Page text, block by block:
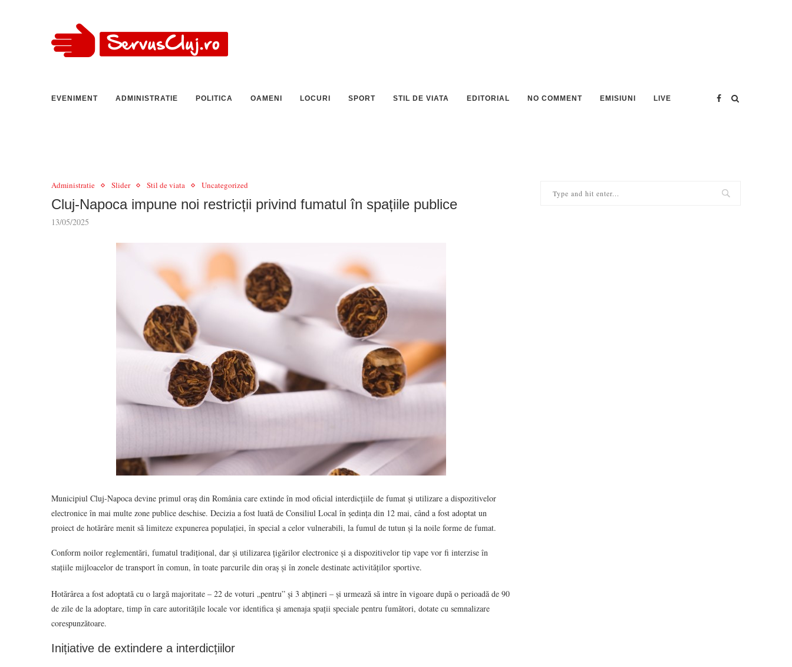
EVENIMENT ADMINISTRATIE POLITICA OAMENI LOCURI SPORT STIL DE VIATA EDITORIAL NO COMMENT EMISIUNI LIVE
Administratie Slider Stil de viata Uncategorized
Cluj-Napoca impune noi restricții privind fumatul în spațiile publice
13/05/2025
Municipiul Cluj-Napoca devine primul oraș din România care extinde în mod oficial interdicțiile de fumat și utilizare a dispozitivelor
electronice în mai multe zone publice deschise. Decizia a fost luată de Consiliul Local în ședința din 12 mai, când a fost adoptat un
proiect de hotărâre menit să limiteze expunerea populației, în special a celor vulnerabili, la fumul de tutun și la noile forme de fumat.
Conform noilor reglementări, fumatul tradițional, dar și utilizarea țigărilor electronice și a dispozitivelor tip vape vor fi interzise în
stațiile mijloacelor de transport în comun, în toate parcurile din oraș și în zonele destinate activităților sportive.
Hotărârea a fost adoptată cu o largă majoritate – 22 de voturi „pentru” și 3 abțineri – și urmează să intre în vigoare după o perioadă de 90
de zile de la adoptare, timp în care autoritățile locale vor identifica și amenaja spații speciale pentru fumători, dotate cu semnalizare
corespunzătoare.
Inițiative de extindere a interdicțiilor